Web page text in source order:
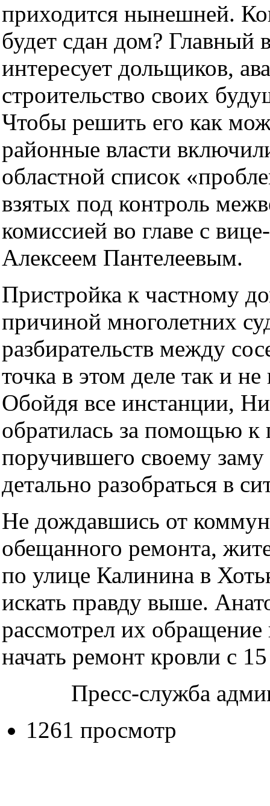
приходится нынешней.
будет сдан дом? Главный
интересует дольщиков,
строительство своих
Чтобы решить его как
районные власти
областной список
взятых под контроль
комиссией во главе с
Алексеем Пантелеевым.
Пристройка к частному
причиной многолетних
разбирательств между
точка в этом деле так и не
Обойдя все инстанции,
обратилась за помощью к
поручившего своему
детально разобраться в
Не дождавшись от
обещанного ремонта,
по улице Калинина в
искать правду выше.
рассмотрел их обращение
начать ремонт кровли с 15
Пресс-служба
1261 просмотр